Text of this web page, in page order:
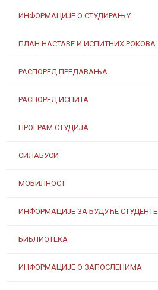
ИНФОРМАЦИЈЕ О СТУДИРАЊУ
ПЛАН НАСТАВЕ И ИСПИТНИХ РОКОВА
РАСПОРЕД ПРЕДАВАЊА
РАСПОРЕД ИСПИТА
ПРОГРАМ СТУДИЈА
СИЛАБУСИ
МОБИЛНОСТ
ИНФОРМАЦИЈЕ ЗА БУДУЋЕ СТУДЕНТЕ
БИБЛИОТЕКА
ИНФОРМАЦИЈЕ О ЗАПОСЛЕНИМА